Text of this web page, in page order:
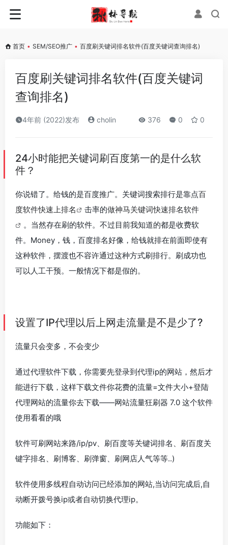
首页 • SEM/SEO推广 • 百度刷关键词排名软件(百度关键词查询排名)
百度刷关键词排名软件(百度关键词
查询排名)
4年前 (2022)发布 cholin 376 0 0
24小时能把关键词刷百度第一的是什么软
件？
你说错了。给钱的是百度推广。关键词搜索排行是靠点百
度软件快速上排名
击率的做神马关键词快速排名软件
。当然存在刷的软件。不过目前我知道的都是收费软
件。Money，钱，百度排名好像，给钱就排在前面即使有
这种软件，摆渡也不容许通过这种方式刷排行。刷成功也
可以人工干预。一般情况下都是假的。
设置了IP代理以后上网走流量是不是少了?
流量只会变多，不会变少
通过代理软件下载，你需要先登录到代理ip的网站，然后才
能进行下载，这样下载文件你花费的流量=文件大小+登陆
代理网站的流量你去下载——网站流量狂刷器 7.0 这个软件
使用看看的哦
软件可刷网站来路/ip/pv、刷百度等关键词排名、刷百度关
键字排名、刷博客、刷弹窗、刷网店人气等等..)
软件使用多线程自动访问已经添加的网站,当访问完成后,自
动断开拨号换ip或者自动切换代理ip。
功能如下：